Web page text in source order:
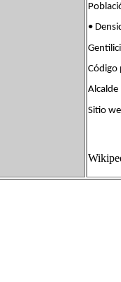
•
Sitio